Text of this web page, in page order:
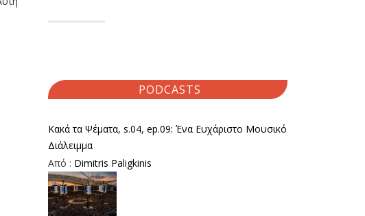
PODCASTS
Κακά τα Ψέματα, s.04, ep.09: Ένα Ευχάριστο Μουσικό
Διάλειμμα
Από : Dimitris Paligkinis